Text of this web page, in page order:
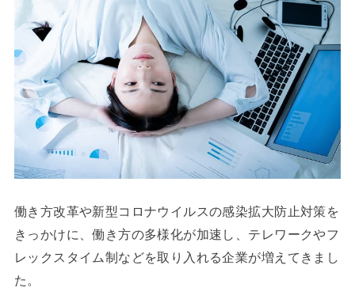
働き方改革や新型コロナウイルスの感染拡大防止対策を
きっかけに、働き方の多様化が加速し、テレワークやフ
レックスタイム制などを取り入れる企業が増えてきまし
た。